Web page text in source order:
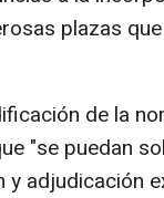
plazas
de la
"se puedan
adjudicación